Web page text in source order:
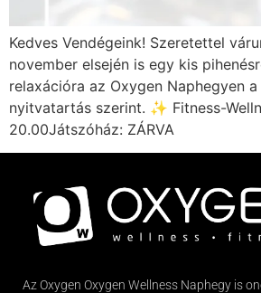
Kedves Vendégeink! Szeretettel
november elsején is egy kis
relaxációra az Oxygen Naphegyen
nyitvatartás szerint. ✨ Fitness-
20.00Játszóház: ZÁRVA
Az Oxygen Oxygen Wellness Naphegy is